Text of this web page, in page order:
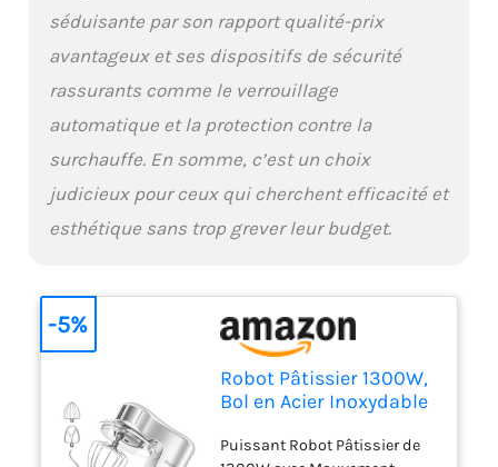
toute sécurité, avec un niveau
sonore inférieur à 75 dB. Son
design robuste minimise le
bruit tout en empêchant le
desserrage des engrenages,
performances durables. De
plus, la protection contre la
de vie de votre robot patissier
parfait, que vous soyez un
boulanger expérimenté ou
nouvellement inspiré à
pâtisser. Il transforme chaque
culinaire. Durable, élégant et
séduisante par son rapport qualité-prix
avantageux et ses dispositifs de sécurité
rassurants comme le verrouillage
automatique et la protection contre la
surchauffe. En somme, c’est un choix
judicieux pour ceux qui cherchent efficacité et
esthétique sans trop grever leur budget.
Robot Pâtissier 1300W,
Bol en Acier Inoxydable
Puissant Robot Pâtissier de
-5%